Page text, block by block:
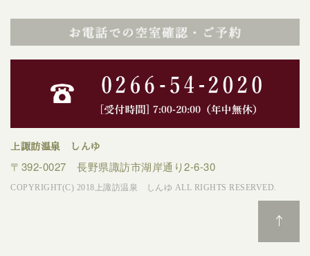
上諏訪温泉 しんゆ
〒392-0027 長野県諏訪市湖岸通り2-6-30
COPYRIGHT(C) 2018上諏訪温泉 しんゆ ALL RIGHTS RESERVED.